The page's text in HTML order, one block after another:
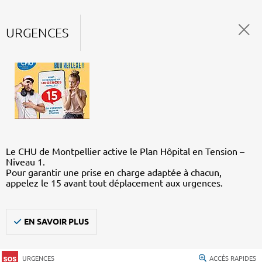
URGENCES
Le CHU de Montpellier active le Plan Hôpital en Tension –
Niveau 1.
Pour garantir une prise en charge adaptée à chacun,
appelez le 15 avant tout déplacement aux urgences.
EN SAVOIR PLUS
URGENCES ACCÈS RAPIDES